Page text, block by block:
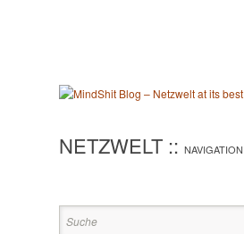
NETZWELT :: NAVIGATION